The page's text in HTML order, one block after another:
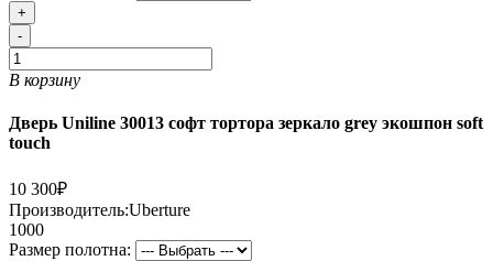
+
-
В корзину
Дверь Uniline 30013 софт тортора зеркало grey экошпон soft
touch
10 300₽
Производитель:Uberture
1000
Размер полотна: